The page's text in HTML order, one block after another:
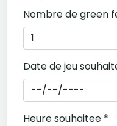
Nombre de green
Date de jeu
Heure souhaitee *